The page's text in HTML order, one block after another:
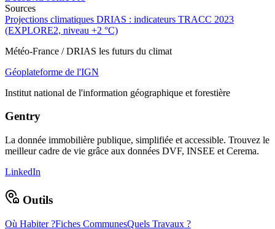
Sources
Projections climatiques DRIAS : indicateurs TRACC 2023
(EXPLORE2, niveau +2 °C)
Météo-France / DRIAS les futurs du climat
Géoplateforme de l'IGN
Institut national de l'information géographique et forestière
Gentry
La donnée immobilière publique, simplifiée et accessible. Trouvez le
meilleur cadre de vie grâce aux données DVF, INSEE et Cerema.
LinkedIn
Outils
Où Habiter ?Fiches CommunesQuels Travaux ?